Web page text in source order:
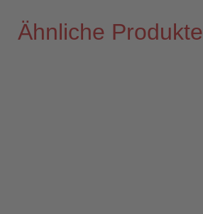
Ähnliche Produkte